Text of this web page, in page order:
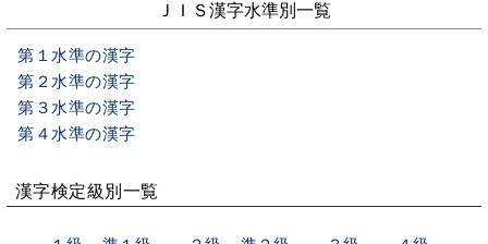
ＪＩＳ漢字水準別一覧
第１水準の漢字
第２水準の漢字
第３水準の漢字
第４水準の漢字
漢字検定級別一覧